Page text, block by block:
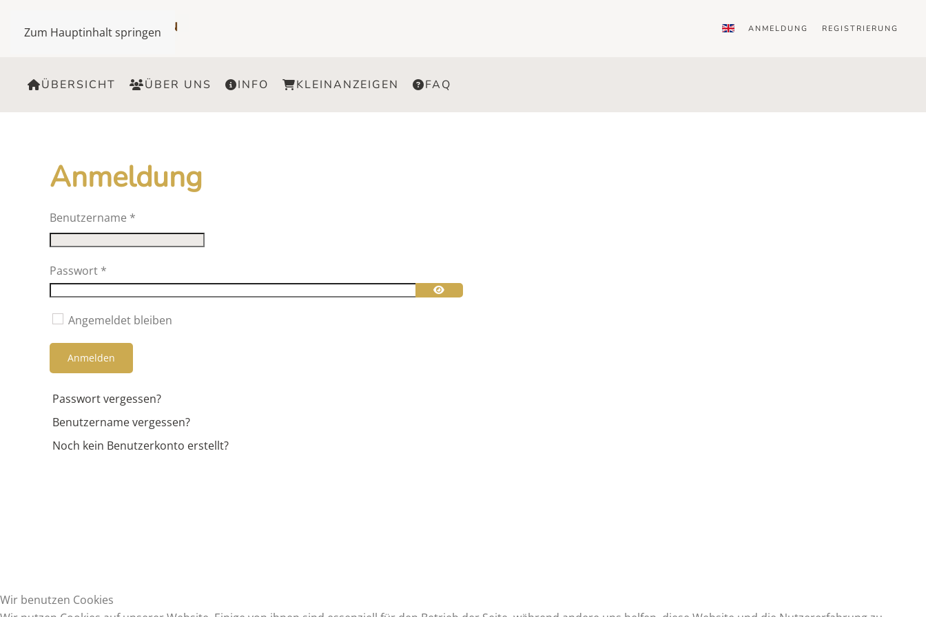
Zum Hauptinhalt springen ANMELDUNG REGISTRIERUNG
ÜBERSICHT ÜBER UNS INFO KLEINANZEIGEN FAQ
Anmeldung
Benutzername *
Passwort *
Passwort anzeigen
Angemeldet bleiben
Anmelden
Passwort vergessen?
Benutzername vergessen?
Noch kein Benutzerkonto erstellt?
Wir benutzen Cookies